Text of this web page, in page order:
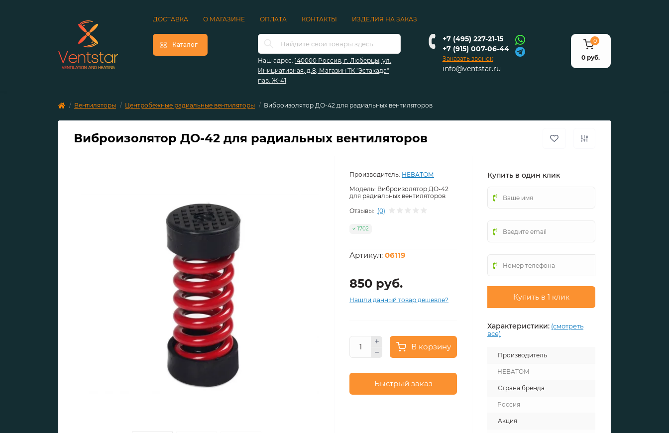
ДОСТАВКА О МАГАЗИНЕ ОПЛАТА КОНТАКТЫ ИЗДЕЛИЯ НА ЗАКАЗ
Каталог
Наш адрес: 140000 Россия, г. Люберцы, ул.
Инициативная, д.8, Магазин ТК "Эстакада"
пав. Ж-41
+7 (495) 227-21-15
+7 (915) 007-06-44
Заказать звонок
info@ventstar.ru
0
0 руб.
Вентиляторы Центробежные радиальные вентиляторы Виброизолятор ДО-42 для радиальных вентиляторов
Виброизолятор ДО-42 для радиальных вентиляторов
Производитель: НЕВАТОМ
Модель: Виброизолятор ДО-42
для радиальных вентиляторов
Отзывы: (0)
1702
Артикул: 06119
850 руб.
Нашли данный товар дешевле?
В корзину
Быстрый заказ
Купить в один клик
Купить в 1 клик
Характеристики: (смотреть
все)
Производитель
НЕВАТОМ
Страна бренда
Россия
Акция